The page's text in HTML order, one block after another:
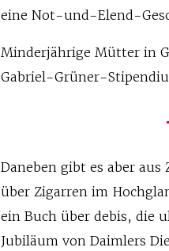
eine Not-und-Elend-
Minderjährige Mütter in
Gabriel-Grüner-
Daneben gibt es aber
über Zigarren im
ein Buch über debis, die
Jubiläum von Daimlers